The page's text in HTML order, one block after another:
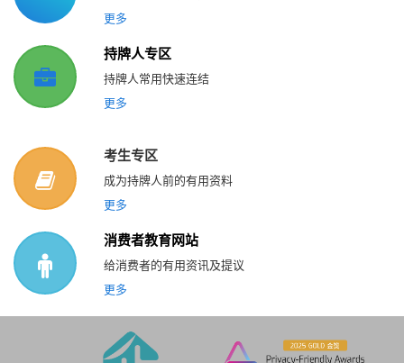
更多
持牌人专区
持牌人常用快速连结
更多
考生专区
成为持牌人前的有用资料
更多
消费者教育网站
给消费者的有用资讯及提议
更多